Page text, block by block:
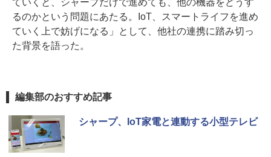
ていくと、シャープだけで進めても、他の機器をどうす
るのかという問題にあたる。IoT、スマートライフを進め
ていく上で妨げになる」として、他社の連携に踏み切っ
た背景を語った。
編集部のおすすめ記事
シャープ、IoT家電と連動する小型テレビ